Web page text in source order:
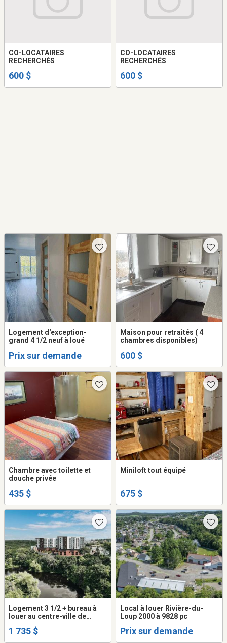
CO-LOCATAIRES
RECHERCHÉS
600 $
CO-LOCATAIRES
RECHERCHÉS
600 $
Logement d'exception-
grand 4 1/2 neuf à loué
Prix sur demande
Maison pour retraités ( 4
chambres disponibles)
600 $
Chambre avec toilette et
douche privée
435 $
Miniloft tout équipé
675 $
Logement 3 1/2 + bureau à
louer au centre-ville de
1 735 $
Local à louer Rivière-du-
Loup 2000 à 9828 pc
Prix sur demande